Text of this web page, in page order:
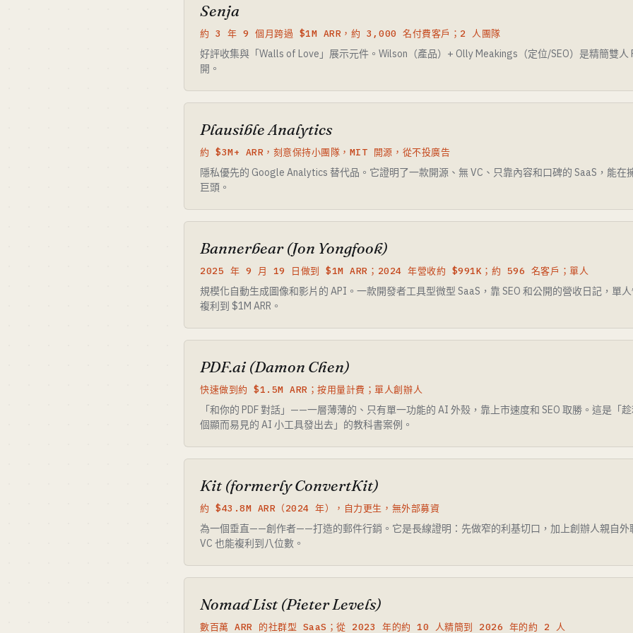
Senja
約 3 年 9 個月跨過 $1M ARR，約 3,000 名付費客戶；2 人團隊
好評收集與「Walls of Love」展示元件。Wilson（產品）+ Olly Meakings（定位/SEO）是精簡雙人
開。
Plausible Analytics
約 $3M+ ARR，刻意保持小團隊，MIT 開源，從不投廣告
隱私優先的 Google Analytics 替代品。它證明了一款開源、無 VC、只靠內容和口碑的 SaaS，能在
巨頭。
Bannerbear (Jon Yongfook)
2025 年 9 月 19 日做到 $1M ARR；2024 年營收約 $991K；約 596 名客戶；單人
規模化自動生成圖像和影片的 API。一款開發者工具型微型 SaaS，靠 SEO 和公開的營收日記，單
複利到 $1M ARR。
PDF.ai (Damon Chen)
快速做到約 $1.5M ARR；按用量計費；單人創辦人
「和你的 PDF 對話」——一層薄薄的、只有單一功能的 AI 外殼，靠上市速度和 SEO 取勝。這是「
個顯而易見的 AI 小工具發出去」的教科書案例。
Kit (formerly ConvertKit)
約 $43.8M ARR（2024 年），自力更生，無外部募資
為一個垂直——創作者——打造的郵件行銷。它是長線證明：先做窄的利基切口，加上創辦人親自外
VC 也能複利到八位數。
Nomad List (Pieter Levels)
數百萬 ARR 的社群型 SaaS；從 2023 年的約 10 人精簡到 2026 年的約 2 人